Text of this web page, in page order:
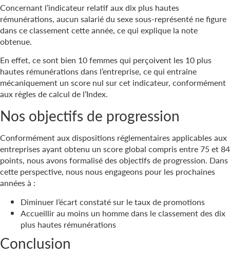
Concernant l’indicateur relatif aux dix plus hautes
rémunérations, aucun salarié du sexe sous-représenté ne figure
dans ce classement cette année, ce qui explique la note
obtenue.
En effet, ce sont bien 10 femmes qui perçoivent les 10 plus
hautes rémunérations dans l’entreprise, ce qui entraîne
mécaniquement un score nul sur cet indicateur, conformément
aux règles de calcul de l’Index.
Nos objectifs de progression
Conformément aux dispositions réglementaires applicables aux
entreprises ayant obtenu un score global compris entre 75 et 84
points, nous avons formalisé des objectifs de progression. Dans
cette perspective, nous nous engageons pour les prochaines
années à :
Diminuer l’écart constaté sur le taux de promotions
Accueillir au moins un homme dans le classement des dix
plus hautes rémunérations
Conclusion